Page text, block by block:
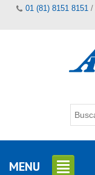
01 (81) 8151 8151 /
MENU